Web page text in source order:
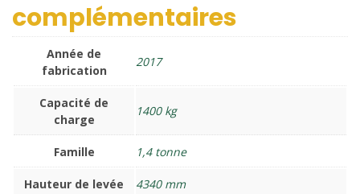
complémentaires
Année de
fabrication
2017
Capacité de
charge
1400 kg
Famille 1,4 tonne
Hauteur de levée 4340 mm